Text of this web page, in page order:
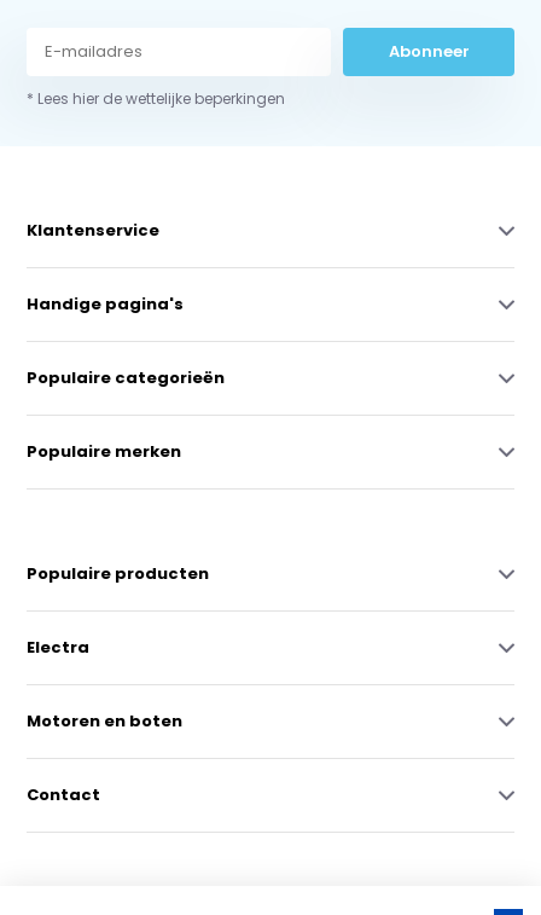
Abonneer
* Lees hier de wettelijke beperkingen
Klantenservice
Handige pagina's
Populaire categorieën
Populaire merken
Populaire producten
Electra
Motoren en boten
Contact